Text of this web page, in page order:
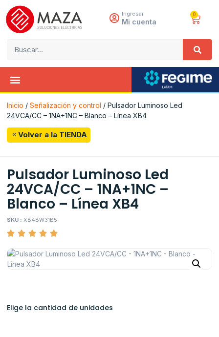
Ingresar
Mi cuenta
0
Inicio / Señalización y control / Pulsador Luminoso Led
24VCA/CC – 1NA+1NC – Blanco – Línea XB4
Volver a la TIENDA
Pulsador Luminoso Led
24VCA/CC – 1NA+1NC –
Blanco – Línea XB4
SKU : XB4BW31B5
Elige la cantidad de unidades